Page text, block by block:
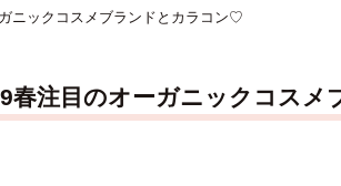
ニックコスメブランドとカラコン♡
春注目のオーガニックコス